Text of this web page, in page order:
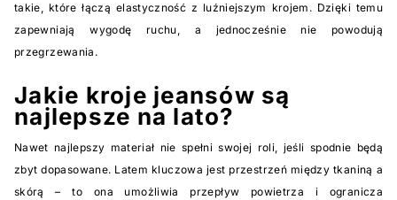
takie, które łączą elastyczność z luźniejszym krojem. Dzięki temu
zapewniają wygodę ruchu, a jednocześnie nie powodują
przegrzewania.
Jakie kroje jeansów są
najlepsze na lato?
Nawet najlepszy materiał nie spełni swojej roli, jeśli spodnie będą
zbyt dopasowane. Latem kluczowa jest przestrzeń między tkaniną a
skórą – to ona umożliwia przepływ powietrza i ogranicza